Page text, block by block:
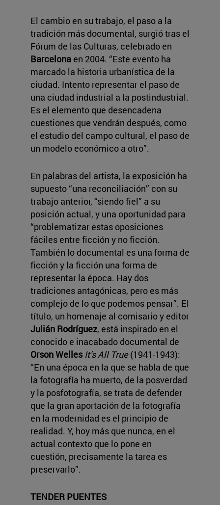
El cambio en su trabajo, el paso a la
tradición más documental, surgió tras el
Fórum de las Culturas, celebrado en
Barcelona en 2004. “Este evento ha
marcado la historia urbanística de la
ciudad. Intento representar el paso de
una ciudad industrial a la postindustrial.
Es el elemento que desencadena
cuestiones que vendrán después, como
el estudio del campo cultural, el paso de
un modelo económico a otro”.
En palabras del artista, la exposición ha
supuesto “una reconciliación” con su
trabajo anterior, “siendo fiel” a su
posición actual, y una oportunidad para
“problematizar estas oposiciones
fáciles entre ficción y no ficción.
También lo documental es una forma de
ficción y la ficción una forma de
representar la época. Hay dos
tradiciones antagónicas, pero es más
complejo de lo que podemos pensar”. El
título, un homenaje al comisario y editor
Julián Rodríguez, está inspirado en el
conocido e inacabado documental de
Orson WellesIt’s All True(1941-1943):
“En una época en la que se habla de que
la fotografía ha muerto, de la posverdad
y la posfotografía, se trata de defender
que la gran aportación de la fotografía
en la modernidad es el principio de
realidad. Y, hoy más que nunca, en el
actual contexto que lo pone en
cuestión, precisamente la tarea es
preservarlo”.
TENDER PUENTES